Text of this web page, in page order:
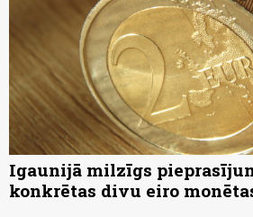
Igaunijā milzīgs
konkrētas divu eiro